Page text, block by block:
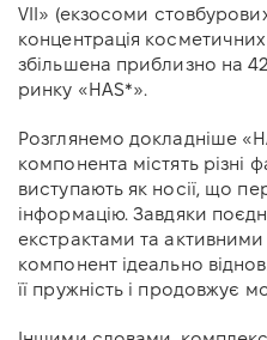
VII» (екзосоми
концентрація косметичних
збільшена приблизно на
ринку «HAS*».
Розглянемо докладніше
компонента містять різні
виступають як носії, що
інформацію. Завдяки
екстрактами та активними
компонент ідеально
її пружність і продовжує